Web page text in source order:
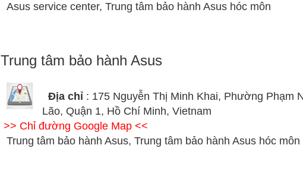
Asus service center, Trung tâm bảo hành Asus hóc môn
Trung tâm bảo hành Asus
Địa chỉ : 175 Nguyễn Thị Minh Khai, Phường Phạm
Lão, Quận 1, Hồ Chí Minh, Vietnam
>> Chỉ đường Google Map <<
Trung tâm bảo hành Asus, Trung tâm bảo hành Asus hóc môn